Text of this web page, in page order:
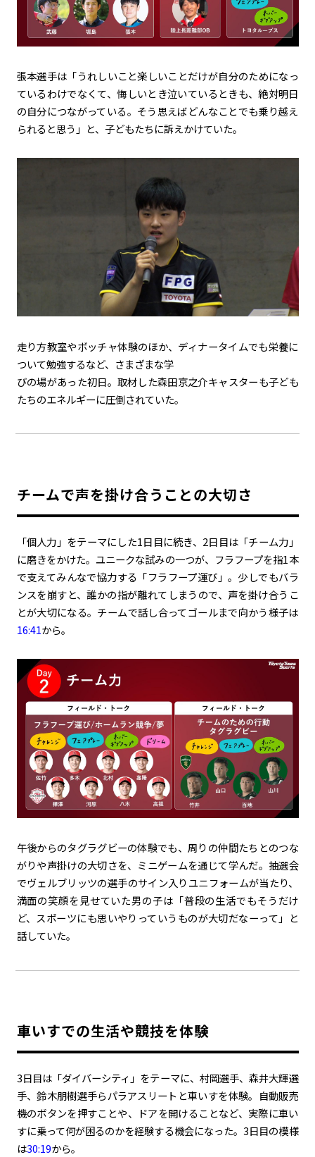
張本選手は「うれしいこと楽しいことだけが自分のためになっ
ているわけでなくて、悔しいとき泣いているときも、絶対明日
の自分につながっている。そう思えばどんなことでも乗り越え
られると思う」と、子どもたちに訴えかけていた。
走り方教室やボッチャ体験のほか、ディナータイムでも栄養に
ついて勉強するなど、さまざまな学
びの場があった初日。取材した森田京之介キャスターも子ども
たちのエネルギーに圧倒されていた。
チームで声を掛け合うことの大切さ
「個人力」をテーマにした1日目に続き、2日目は「チーム力」
に磨きをかけた。ユニークな試みの一つが、フラフープを指1本
で支えてみんなで協力する「フラフープ運び」。少しでもバラ
ンスを崩すと、誰かの指が離れてしまうので、声を掛け合うこ
とが大切になる。チームで話し合ってゴールまで向かう様子は
16:41から。
午後からのタグラグビーの体験でも、周りの仲間たちとのつな
がりや声掛けの大切さを、ミニゲームを通じて学んだ。抽選会
でヴェルブリッツの選手のサイン入りユニフォームが当たり、
満面の笑顔を見せていた男の子は「普段の生活でもそうだけ
ど、スポーツにも思いやりっていうものが大切だなーって」と
話していた。
車いすでの生活や競技を体験
3日目は「ダイバーシティ」をテーマに、村岡選手、森井大輝選
手、鈴木朋樹選手らパラアスリートと車いすを体験。自動販売
機のボタンを押すことや、ドアを開けることなど、実際に車い
すに乗って何が困るのかを経験する機会になった。3日目の模様
は30:19から。